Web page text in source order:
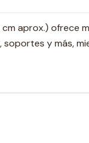
aprox.) ofrece
y más,